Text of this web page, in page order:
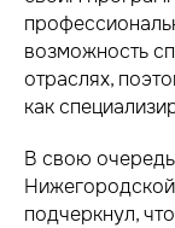
возможность
отраслях,
как
В свою
подчеркнул,